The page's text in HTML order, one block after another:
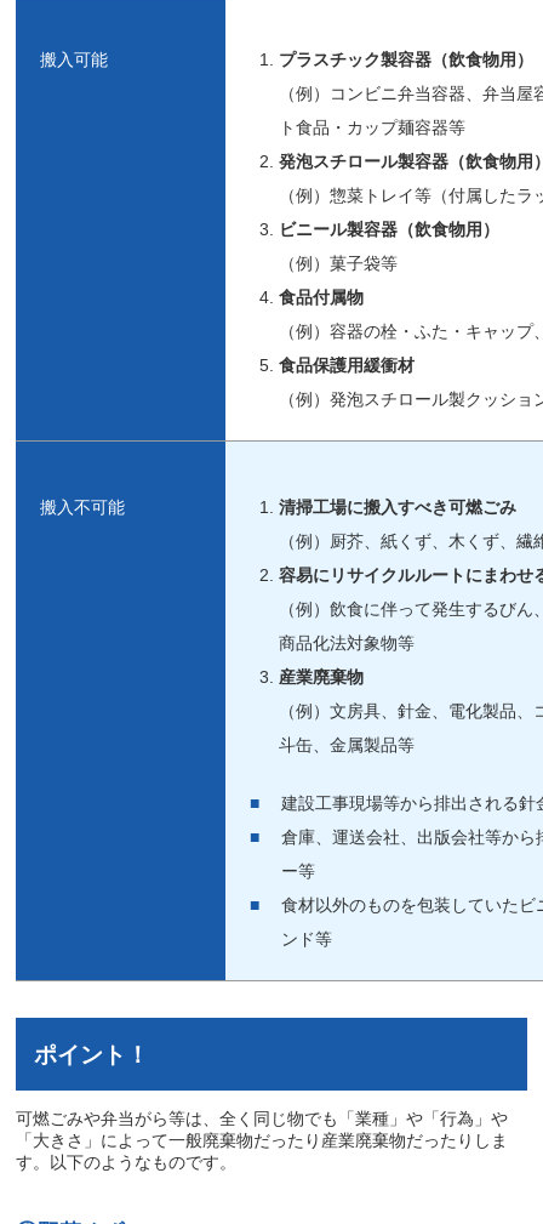
搬入可能
プラスチック製容器（飲食物用）
（例）コンビニ弁当容器、弁当
ト食品・カップ麺容器等
発泡スチロール製容器（飲食物用
（例）惣菜トレイ等（付属した
ビニール製容器 （飲食物用）
（例）菓子袋等
食品付属物
（例）容器の栓・ふた・キャッ
食品保護用緩衝材
（例）発泡スチロール製クッショ
搬入不可能
清掃工場に搬入すべき可燃ごみ
（例）厨芥、紙くず、木くず、繊
容易にリサイクルルートにまわせ
（例）飲食に伴って発生するび
商品化法対象物等
産業廃棄物
（例）文房具、針金、電化製品
斗缶、金属製品等
建設工事現場等から排出される
倉庫、運送会社、出版会社等か
ー等
食材以外のものを包装していた
ンド等
ポイント！
可燃ごみや弁当がら等は、全く同じ物でも「業種」や「行為」や
「大きさ」によって一般廃棄物だったり産業廃棄物だったりしま
す。以下のようなものです。